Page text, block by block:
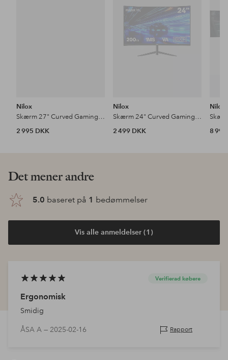
Nilox
Skærm 27" Curved Gaming VA 2K 200Hz 1ms
2 995 DKK
Nilox
Skærm 24" Curved Gaming VA FHD 200Hz 1ms
2 499 DKK
Nilox
8
Det mener andre
5.0 baseret på 1 bedømmelser
Vis alle anmeldelser (1)
Verifierad købere
Ergonomisk
Smidig
ÅSA A — 2025-02-16 Rapport